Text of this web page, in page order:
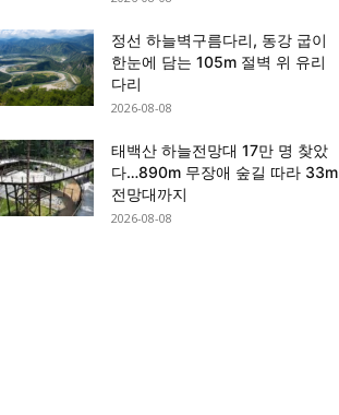
정선 하늘벽구름다리, 동강 굽이
한눈에 담는 105m 절벽 위 유리
다리
2026-08-08
태백산 하늘전망대 17만 명 찾았
다…890m 무장애 숲길 따라 33m
전망대까지
2026-08-08